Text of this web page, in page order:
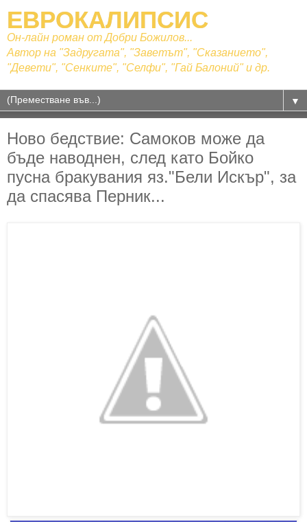
ЕВРОКАЛИПСИС
Он-лайн роман от Добри Божилов...
Автор на "Задругата", "Заветът", "Сказанието",
"Девети", "Сенките", "Селфи", "Гай Балоний" и др.
▼
Ново бедствие: Самоков може да
бъде наводнен, след като Бойко
пусна бракувания яз."Бели Искър", за
да спасява Перник...